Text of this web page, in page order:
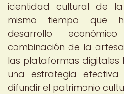
identidad cultural de
mismo tiempo que
desarrollo
combinación de la
las plataformas digitales
una estrategia
difundir el patrimonio